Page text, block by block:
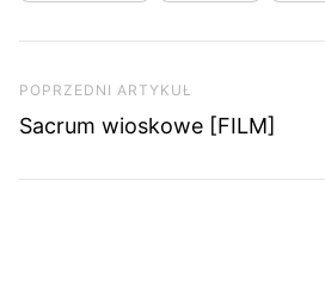
Poprzedni artykuł
POPRZEDNI ARTYKUŁ
Sacrum wioskowe [FILM]